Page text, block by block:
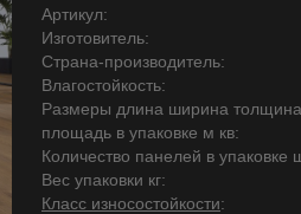
Артикул:
Изготовитель:
Страна-производитель:
Влагостойкость:
Размеры длина ширина
площадь в упаковке м кв:
Количество панелей в упаковке
Вес упаковки кг:
Класс износостойкости: